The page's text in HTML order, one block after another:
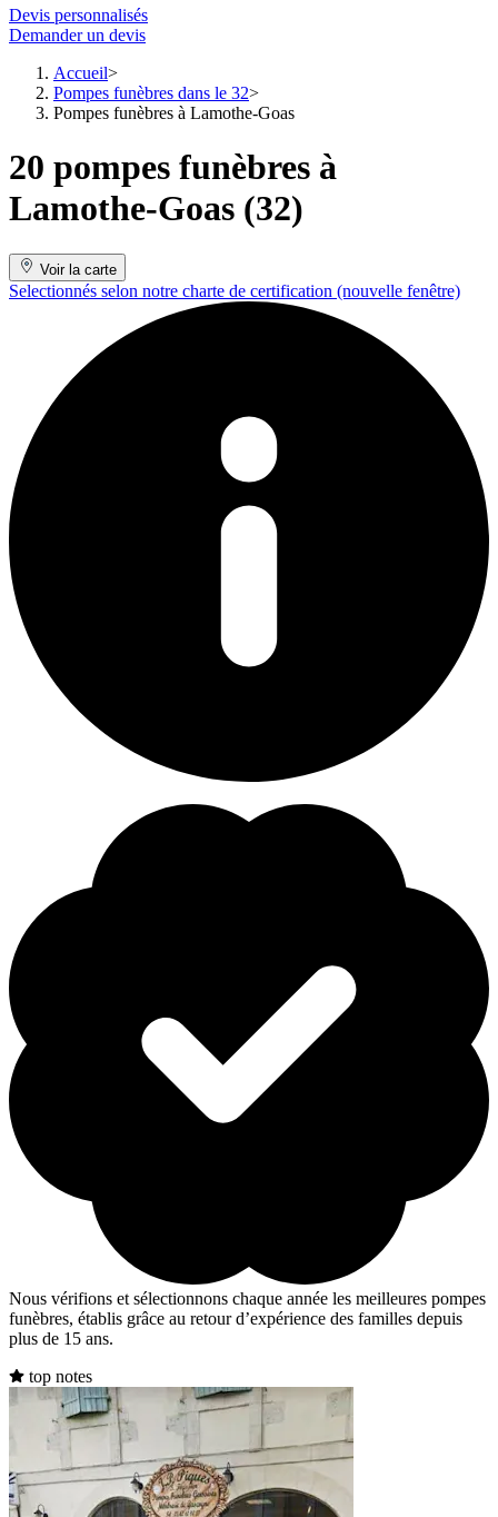
Devis personnalisés
Demander un devis
Accueil
Pompes funèbres dans le 32
Pompes funèbres à Lamothe-Goas
20 pompes funèbres à
Lamothe-Goas (32)
Voir la carte
Selectionnés selon notre charte de certification (nouvelle fenêtre)
Nous vérifions et sélectionnons chaque année les meilleures pompes
funèbres, établis grâce au retour d’expérience des familles depuis
plus de 15 ans.
top notes